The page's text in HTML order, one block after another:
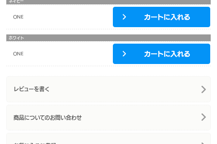
ネイビー
ONE
ホワイト
ONE
レビューを書く
商品についてのお問い合わせ